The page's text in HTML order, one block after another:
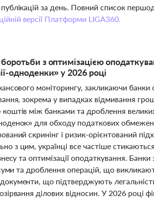
за день. Повний список
версії Платформи LIGA360.
з оптимізацією
одноденки» у 2026 році
моніторингу, закликаючи
зокрема у випадках відмивання
між банками та дроблення
для обходу податкових
скринінг і ризик-орієнтований
з цим, українці все частіше
та оптимізації оподаткування.
та дроблення операцій, що
що підтверджують
ділових відносин. У 2026 році